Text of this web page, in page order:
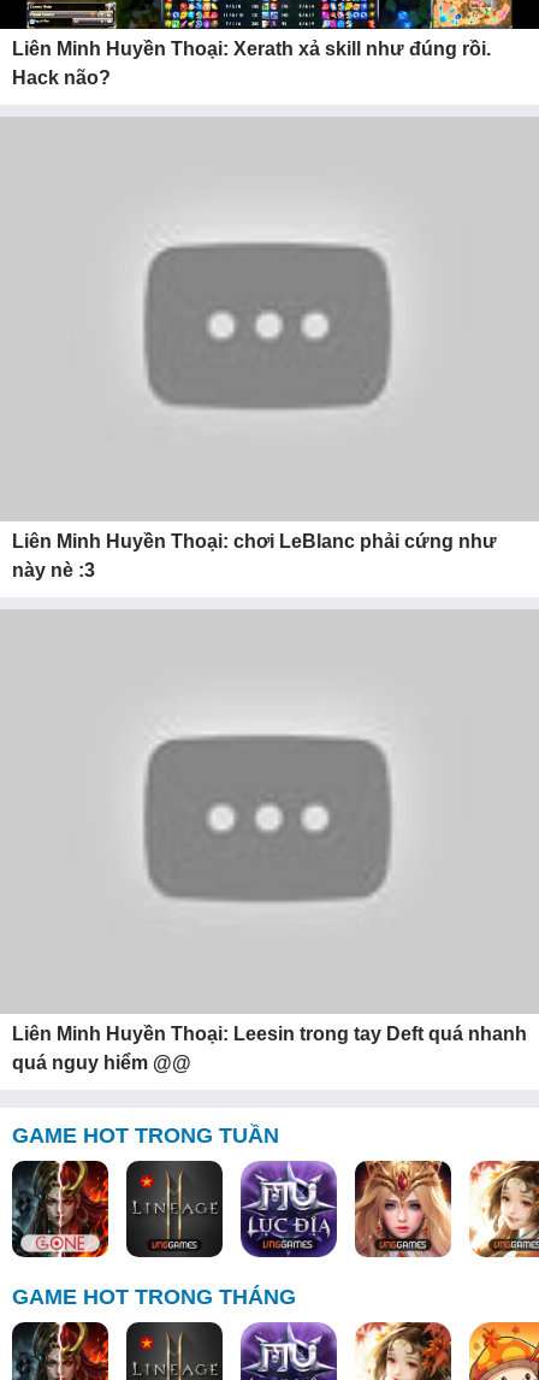
Liên Minh Huyền Thoại: Xerath xả skill như đúng rồi.
Hack não?
Liên Minh Huyền Thoại: chơi LeBlanc phải cứng như
này nè :3
Liên Minh Huyền Thoại: Leesin trong tay Deft quá nhanh
quá nguy hiểm @@
GAME HOT TRONG TUẦN
GAME HOT TRONG THÁNG